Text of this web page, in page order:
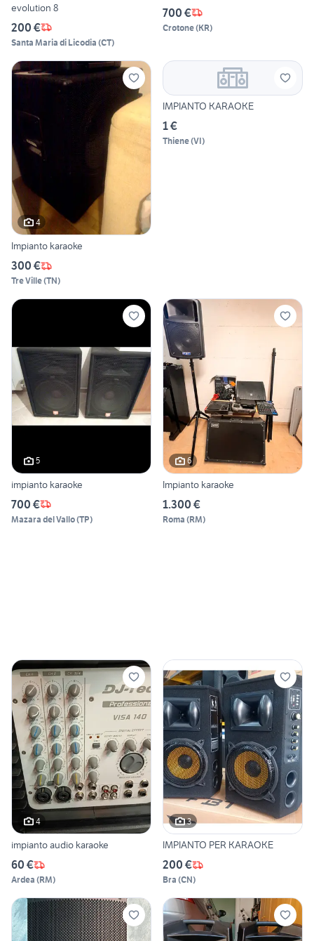
evolution 8
200 €
Santa Maria di Licodia (CT)
700 €
Crotone(KR)
4
Impianto karaoke
300 €
Tre Ville(TN)
IMPIANTO KARAOKE
1 €
Thiene(VI)
5
impianto karaoke
700 €
Mazara del Vallo(TP)
6
Impianto karaoke
1.300 €
Roma (RM)
4
impianto audio karaoke
60 €
Ardea (RM)
3
IMPIANTO PER KARAOKE
200 €
Bra (CN)